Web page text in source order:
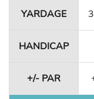
YARDAGE
HANDICAP
+/- PAR